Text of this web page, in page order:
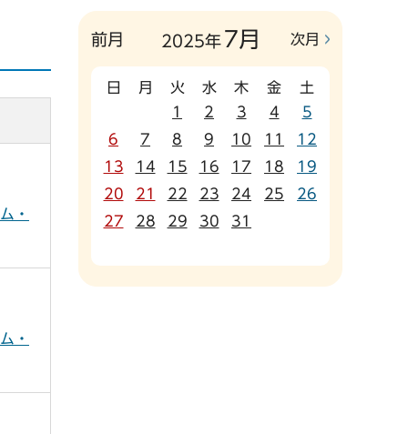
2025年 7月
前月 次月
日 月 火 水 木 金
土
1
2 3 4
5
6
7 8 9 10 11
12
13
14 15 16 17 18
19
20
21 22 23 24 25
26
27
28 29 30 31
・
・